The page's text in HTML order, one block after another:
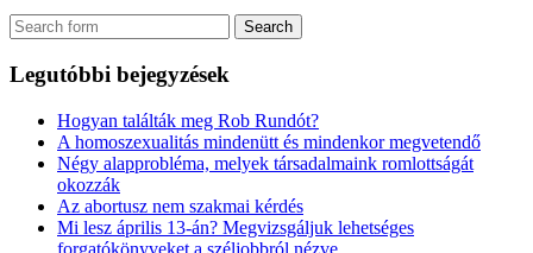
Legutóbbi bejegyzések
Hogyan találták meg Rob Rundót?
A homoszexualitás mindenütt és mindenkor megvetendő
Négy alapprobléma, melyek társadalmaink romlottságát
okozzák
Az abortusz nem szakmai kérdés
Mi lesz április 13-án? Megvizsgáljuk lehetséges
forgatókönyveket a széljobbról nézve